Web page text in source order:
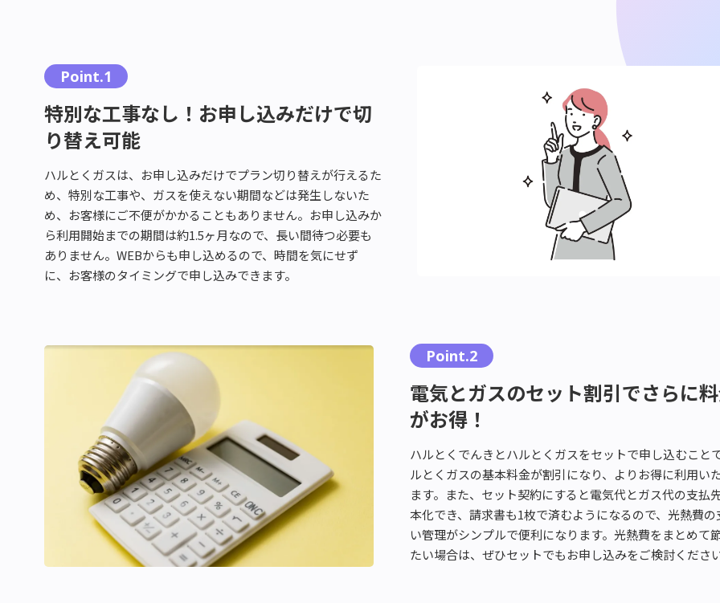
ハルとくガス
Point.1
特別な工事なし！お申し込みだけで切
り替え可能
ハルとくガスは、お申し込みだけでプラン切り替えが行えるた
め、特別な工事や、ガスを使えない期間などは発生しないた
め、お客様にご不便がかかることもありません。お申し込みか
ら利用開始までの期間は約1.5ヶ月なので、長い間待つ必要も
ありません。WEBからも申し込めるので、時間を気にせず
に、お客様のタイミングで申し込みできます。
Point.2
電気とガスのセット割引でさらに
がお得！
ハルとくでんきとハルとくガスをセットで申し込むこと
ルとくガスの基本料金が割引になり、よりお得に利用い
ます。また、セット契約にすると電気代とガス代の支払
本化でき、請求書も1枚で済むようになるので、光熱費の
い管理がシンプルで便利になります。光熱費をまとめて
たい場合は、ぜひセットでもお申し込みをご検討くださ